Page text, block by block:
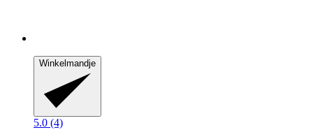
Winkelmandje
5.0 (4)